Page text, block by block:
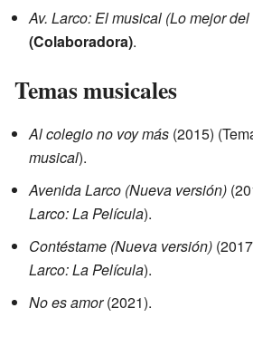
Av. Larco: El musical (Lo mejor
(Colaboradora).
Temas musicales
Al colegio no voy más (2015)
musical).
Avenida Larco (Nueva versión)
Larco: La Película).
Contéstame (Nueva versión)
Larco: La Película).
No es amor(2021).